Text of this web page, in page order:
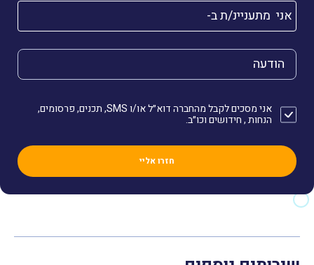
אני מתעניינ/ת ב-
הודעה
אני מסכים לקבל מהחברה דוא״ל או/ו SMS, תכנים, פרסומים,
הנחות , חידושים וכו״ב.